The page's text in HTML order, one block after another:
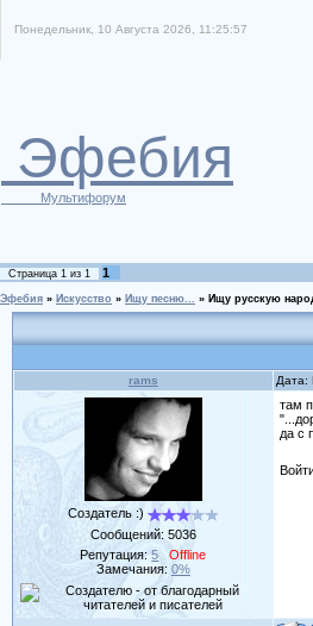
Понедельник, 10 Августа 2026, 11:25:57
Эфебия
Мультифорум
Страница 1 из 1 1
Эфебия » Искусство » Ищу песню... » Ищу русскую
rams Дата:
Создатель :)
Сообщений: 5036
Репутация:5
Offline
Замечания: 0%
там
да с